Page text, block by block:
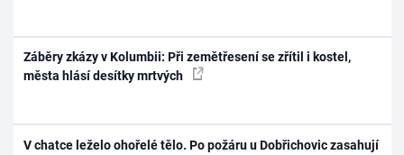
Záběry zkázy v Kolumbii: Při zemětřesení se zřítil i kostel,
města hlásí desítky mrtvých
V chatce leželo ohořelé tělo. Po požáru u Dobřichovic zasahují